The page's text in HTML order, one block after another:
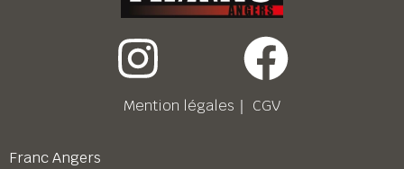
Mention légales ｜ CGV
Franc Angers